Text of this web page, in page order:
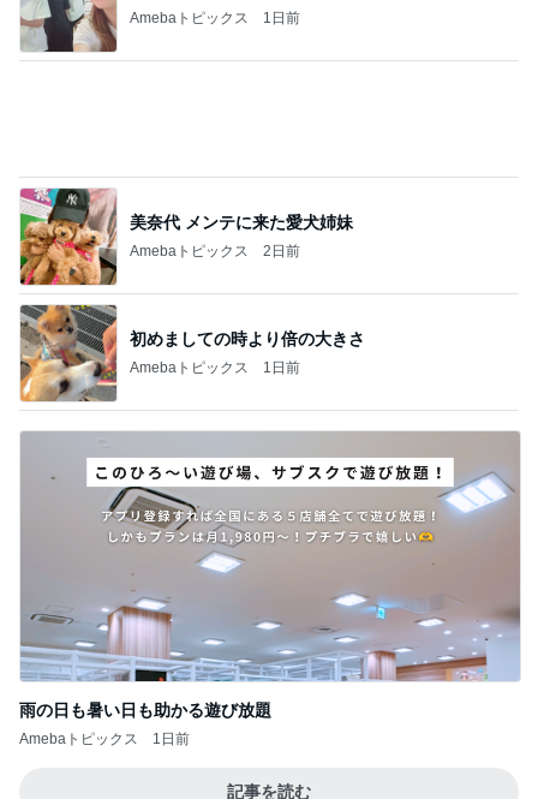
Amebaトピックス 1日前
美奈代 メンテに来た愛犬姉妹
Amebaトピックス 2日前
初めましての時より倍の大きさ
Amebaトピックス 1日前
雨の日も暑い日も助かる遊び放題
Amebaトピックス 1日前
記事を読む